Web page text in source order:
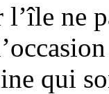
ne
qui